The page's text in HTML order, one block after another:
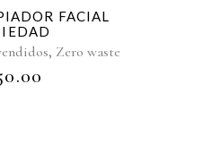
FACIAL
, Zero waste